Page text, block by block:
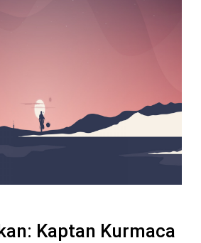
Kaptan Kurmaca